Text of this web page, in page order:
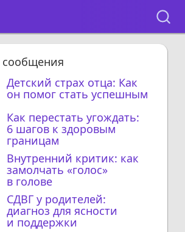
Детский страх отца: Как
он помог стать успешным
Как перестать угождать:
6 шагов к здоровым
границам
Внутренний критик: как
замолчать «голос»
в голове
СДВГ у родителей:
диагноз для ясности
и поддержки